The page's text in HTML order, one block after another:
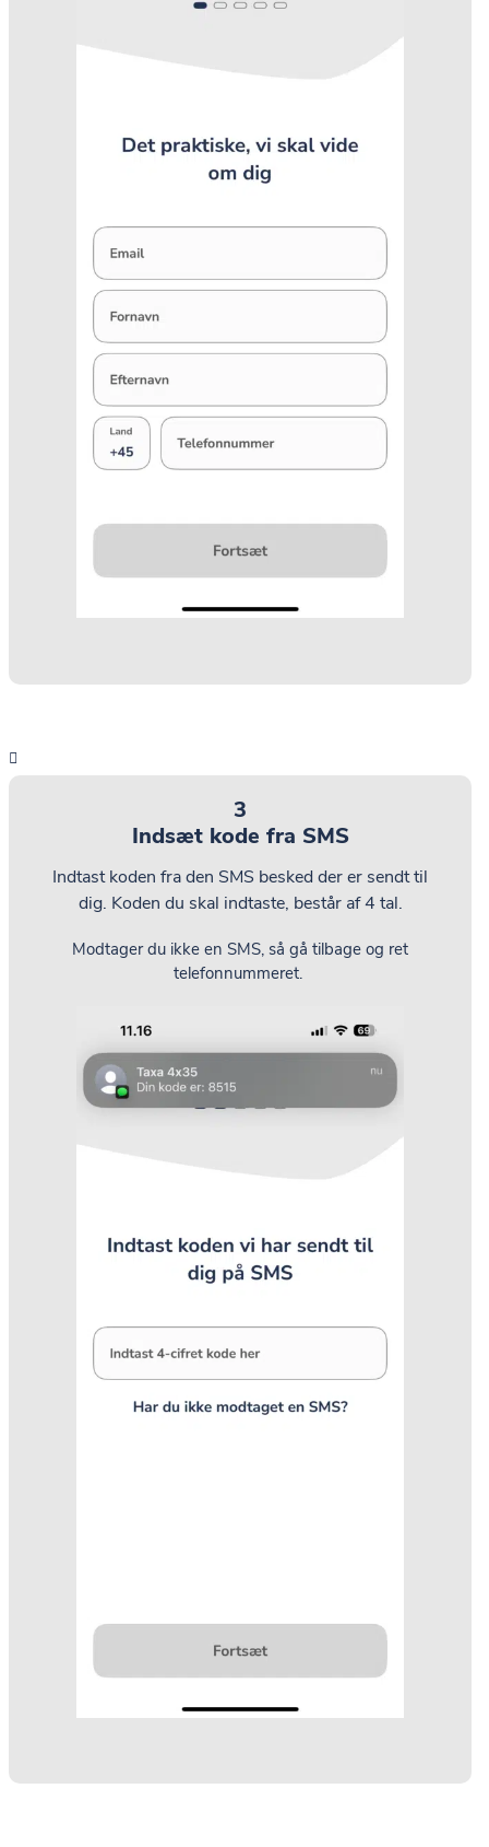
3
Indsæt kode fra SMS
Indtast koden fra den SMS besked der er sendt til
dig. Koden du skal indtaste, består af 4 tal.
Modtager du ikke en SMS, så gå tilbage og ret
telefonnummeret.